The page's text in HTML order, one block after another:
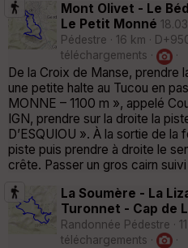
Mont Olivet - Le
Le Petit Monné
Pédestre · 16 km ·
téléchargements ·
·
De la Croix de Manse, prendre
une petite halte au Tucou en
MONNE – 1100 m », appelé
IGN, prendre sur la droite la
D’ESQUIOU ». À la sortie de
piste puis prendre à droite le
crête. Passer un gros cairn
La Soumère - La
Turonnet - Cap de
Randonnée Pédestre ·
téléchargements ·
·